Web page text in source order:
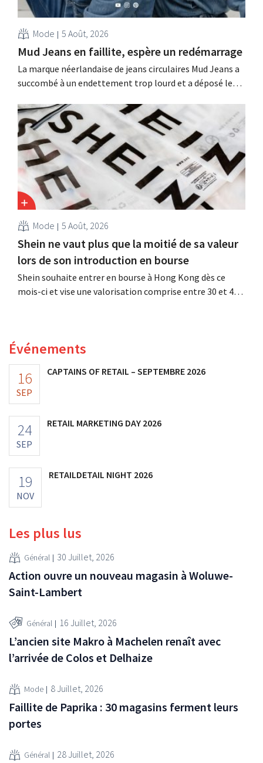
Mode 5 Août, 2026
Mud Jeans en faillite, espère un redémarrage
La marque néerlandaise de jeans circulaires Mud Jeans a
succombé à un endettement trop lourd et a déposé le
l'histoire ne s'arrête pas là.
Mode 5 Août, 2026
Shein ne vaut plus que la moitié de sa valeur
lors de son introduction en bourse
Shein souhaite entrer en bourse à Hong Kong dès ce
mois-ci et vise une valorisation comprise entre 30 et 40
sa rentabilité.
Événements
16
SEP
CAPTAINS OF RETAIL – SEPTEMBRE 2026
24
SEP
RETAIL MARKETING DAY 2026
19
NOV
RETAILDETAIL NIGHT 2026
Les plus lus
Général 30 Juillet, 2026
Action ouvre un nouveau magasin à Woluwe-
Saint-Lambert
Général 16 Juillet, 2026
L’ancien site Makro à Machelen renaît avec
l’arrivée de Colos et Delhaize
Mode 8 Juillet, 2026
Faillite de Paprika : 30 magasins ferment leurs
portes
Général 28 Juillet, 2026